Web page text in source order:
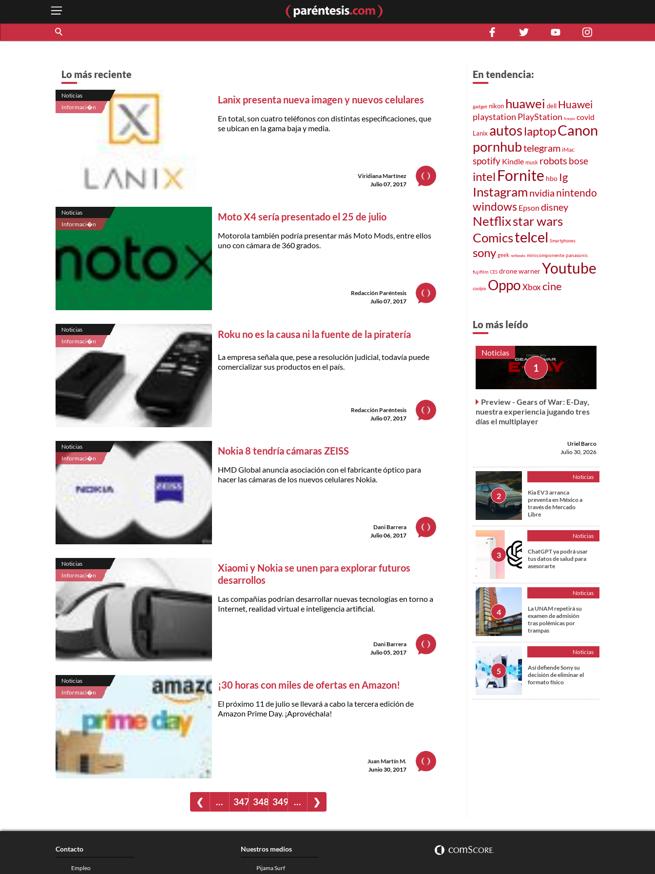
Lo más reciente
Noticias
Informaci�n
Lanix presenta nueva imagen y nuevos celulares
En total, son cuatro teléfonos con distintas especificaciones, que
se ubican en la gama baja y media.
Viridiana Martínez
Julio 07, 2017
Noticias
Informaci�n
Moto X4 sería presentado el 25 de julio
Motorola también podría presentar más Moto Mods, entre ellos
uno con cámara de 360 grados.
Redacción Paréntesis
Julio 07, 2017
Noticias
Informaci�n
Roku no es la causa ni la fuente de la piratería
La empresa señala que, pese a resolución judicial, todavía puede
comercializar sus productos en el país.
Redacción Paréntesis
Julio 07, 2017
Noticias
Informaci�n
Nokia 8 tendría cámaras ZEISS
HMD Global anuncia asociación con el fabricante óptico para
hacer las cámaras de los nuevos celulares Nokia.
Dani Barrera
Julio 06, 2017
Noticias
Informaci�n
Xiaomi y Nokia se unen para explorar futuros
desarrollos
Las compañías podrían desarrollar nuevas tecnologías en torno a
Internet, realidad virtual e inteligencia artificial.
Dani Barrera
Julio 05, 2017
Noticias
Informaci�n
¡30 horas con miles de ofertas en Amazon!
El próximo 11 de julio se llevará a cabo la tercera edición de
Amazon Prime Day. ¡Aprovéchala!
Juan Martín M.
Junio 30, 2017
❮ … 347 348 349 … ❯
En tendencia:
gadget nikon huawei dell Huawei
playstation PlayStation finepix covid
Lanix autos laptopCanon
pornhubtelegram iMac
spotify Kindle musk robots bose
intel Fornite hbo Ig
Instagram nvidia nintendo
windows Epson disney
Netflixstar wars
Comicstelcel Smartphones
sony geek netbooks minicomponente panasonic
fujifilm CES dronewarnerYoutube
coolpix OppoXboxcine
Lo más leído
Noticias
Preview - Gears of War: E-Day,
nuestra experiencia jugando tres
días el multiplayer
Uriel Barco
Julio 30, 2026
Noticias
Kia EV3 arranca
preventa en México a
través de Mercado
Libre
Noticias
ChatGPT ya podrá usar
tus datos de salud para
asesorarte
Noticias
La UNAM repetirá su
examen de admisión
tras polémicas por
trampas
Noticias
Así defiende Sony su
decisión de eliminar el
formato físico
Contacto
Empleo
Nuestros medios
Pijama Surf